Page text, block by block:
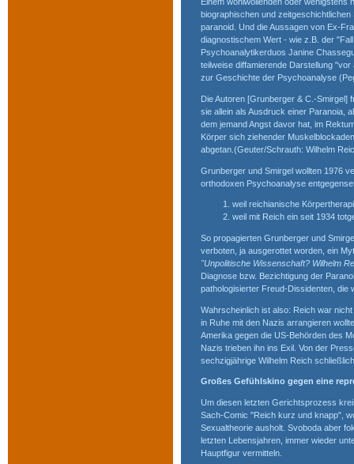
Einem wohlwollenden oder
biographischen und
paranoid. Und die Aussagen von Ex-
diagnostischem Wert - wie z.B. der
Psychoanalytikerduos Janine
teilweise diffamierende Darstellung
zur Geschichte der Psychoanalyse
Die Autoren [Grunberger & C.-Smirgel]
sie allein als Ausdruck einer Paranoia,
dem jemand Angst davor hat, im
Körper sich ziehender
abgetan.(Geuter/Schrauth: Wilhelm
Grunberger und Smirgel wollten 1976
orthodoxen Psychoanalyse
weil reichianische
weil mit Reich ein seit 1934
So propagierten Grunberger und
verboten, ja ausgerottet worden, ein
"Unpolitische Wissenschaft? Wilhelm
Diagnose bzw. Bezichtigung der
pathologisierter Freud-Dissidenten, die
Wahrscheinlich ist also: Reich war
in Ruhe mit den Nazis arrangieren
Amerika gegen die US-Behörden des
Nazis trieben ihn ins Exil. Von der
sechzigjährige Wilhelm Reich
Großes Gefühlskino gegen eine
Um diesen letzten Gerichtsprozess
Sach-Comic "Reich kurz und knapp",
Sexualtheorie ausholt. Svoboda aber
letzten Lebensjahren, immer wieder
Hauptfigur vermitteln.